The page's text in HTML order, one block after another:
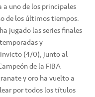
a uno de los principales
de los últimos tiempos.
jugado las series finales
y
(4/0), junto al
de la FIBA
y oro ha vuelto a
por todos los títulos